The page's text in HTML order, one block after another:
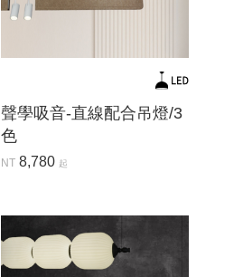
聲學吸音-直線配合吊燈/3
色
NT8,780 起